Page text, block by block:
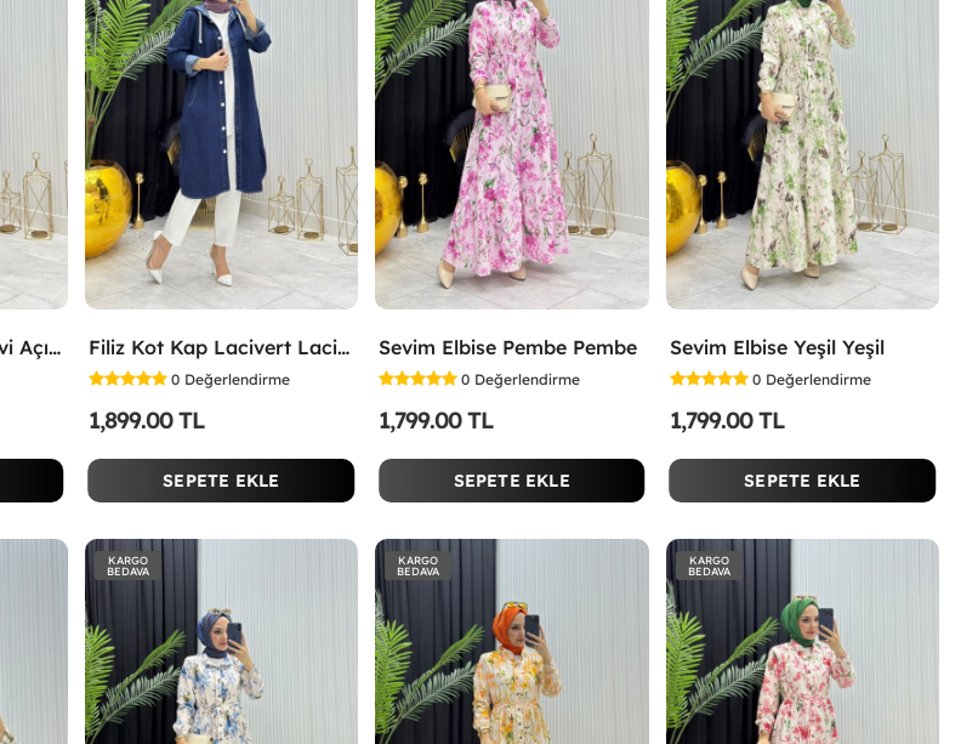
Filiz Kot Kap Açık Mavi Açık Mavi Filiz Kot Kap Lacivert Lacivert
0 Değerlendirme
1,899.00 TL
SEPETE EKLE
Sevim Elbise Pembe Pembe
0 Değerlendirme
1,799.00 TL
SEPETE EKLE
Sevim Elbise Yeşil Yeşil
0 Değerlendirme
1,799.00 TL
SEPETE EKLE
KARGO
BEDAVA
KARGO
BEDAVA
KARGO
BEDAVA